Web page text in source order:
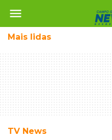
menu
Mais lidas
TV News